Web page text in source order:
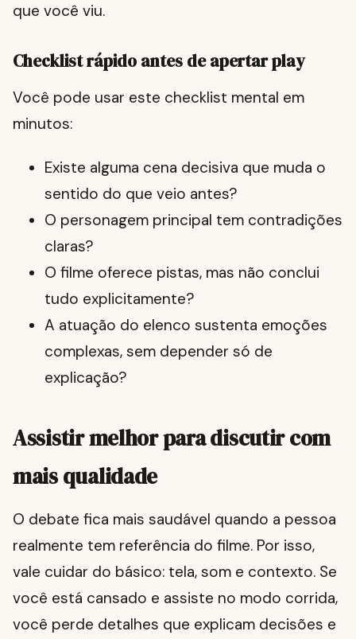
que você viu.
Checklist rápido antes de apertar play
Você pode usar este checklist mental em
minutos:
Existe alguma cena decisiva que muda o
sentido do que veio antes?
O personagem principal tem contradições
claras?
O filme oferece pistas, mas não conclui
tudo explicitamente?
A atuação do elenco sustenta emoções
complexas, sem depender só de
explicação?
Assistir melhor para discutir com
mais qualidade
O debate fica mais saudável quando a pessoa
realmente tem referência do filme. Por isso,
vale cuidar do básico: tela, som e contexto. Se
você está cansado e assiste no modo corrida,
você perde detalhes que explicam decisões e